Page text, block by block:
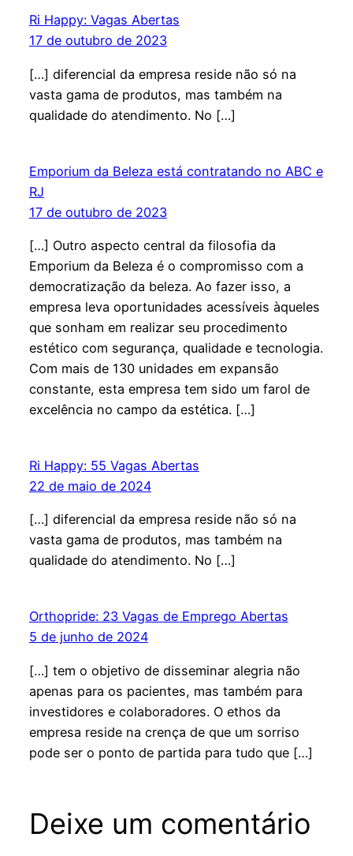
Ri Happy: Vagas Abertas
17 de outubro de 2023
[…] diferencial da empresa reside não só na
vasta gama de produtos, mas também na
qualidade do atendimento. No […]
Emporium da Beleza está contratando no ABC e
RJ
17 de outubro de 2023
[…] Outro aspecto central da filosofia da
Emporium da Beleza é o compromisso com a
democratização da beleza. Ao fazer isso, a
empresa leva oportunidades acessíveis àqueles
que sonham em realizar seu procedimento
estético com segurança, qualidade e tecnologia.
Com mais de 130 unidades em expansão
constante, esta empresa tem sido um farol de
excelência no campo da estética. […]
Ri Happy: 55 Vagas Abertas
22 de maio de 2024
[…] diferencial da empresa reside não só na
vasta gama de produtos, mas também na
qualidade do atendimento. No […]
Orthopride: 23 Vagas de Emprego Abertas
5 de junho de 2024
[…] tem o objetivo de disseminar alegria não
apenas para os pacientes, mas também para
investidores e colaboradores. O ethos da
empresa reside na crença de que um sorriso
pode ser o ponto de partida para tudo que […]
Deixe um comentário